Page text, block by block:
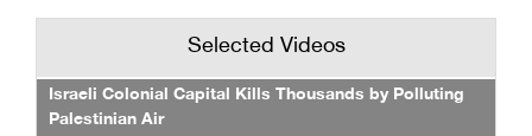
Selected Videos
Israeli Colonial Capital Kills Thousands by Polluting
Palestinian Air